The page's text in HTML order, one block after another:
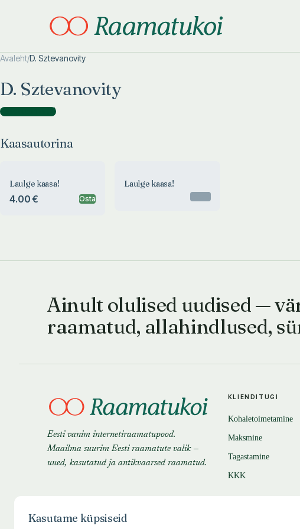
Avaleht/D. Sztevanovity
D. Sztevanovity
Kaasautorina )
Kaasautorina
Laulge kaasa!
4.00 € Osta
Laulge kaasa!
Ainult olulised uudised —
raamatud, allahindlused,
Eesti vanim internetiraamatupood.
Maailma suurim Eesti raamatute valik —
uued, kasutatud ja antikvaarsed raamatud.
KLIENDITUGI
Kohaletoimetamine
Maksmine
Tagastamine
KKK
Kasutame küpsiseid